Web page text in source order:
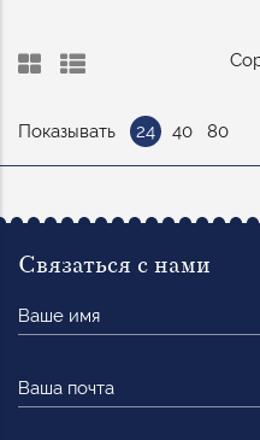
Показывать 24 40 80
Связаться с нами
имя
почта